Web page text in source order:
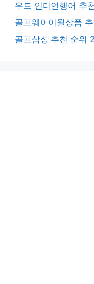
우드 인디언행어 추
골프웨어이월상품
골프삼성 추천 순위